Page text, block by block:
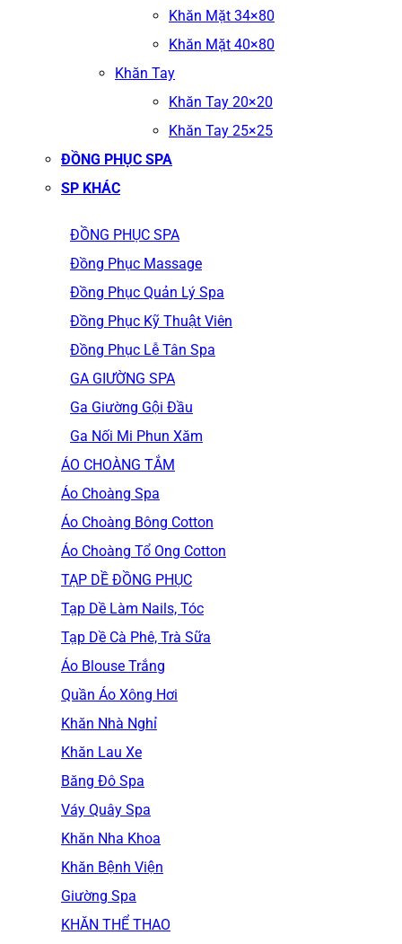
Khăn Mặt 34×80
Khăn Mặt 40×80
Khăn Tay
Khăn Tay 20×20
Khăn Tay 25×25
ĐỒNG PHỤC SPA
SP KHÁC
ĐỒNG PHỤC SPA
Đồng Phục Massage
Đồng Phục Quản Lý Spa
Đồng Phục Kỹ Thuật Viên
Đồng Phục Lễ Tân Spa
GA GIƯỜNG SPA
Ga Giường Gội Đầu
Ga Nối Mi Phun Xăm
ÁO CHOÀNG TẮM
Áo Choàng Spa
Áo Choàng Bông Cotton
Áo Choàng Tổ Ong Cotton
TẠP DỀ ĐỒNG PHỤC
Tạp Dề Làm Nails, Tóc
Tạp Dề Cà Phê, Trà Sữa
Áo Blouse Trắng
Quần Áo Xông Hơi
Khăn Nhà Nghỉ
Khăn Lau Xe
Băng Đô Spa
Váy Quây Spa
Khăn Nha Khoa
Khăn Bệnh Viện
Giường Spa
KHĂN THỂ THAO